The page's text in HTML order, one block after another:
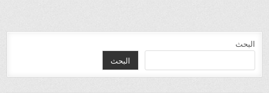
البحث
البحث